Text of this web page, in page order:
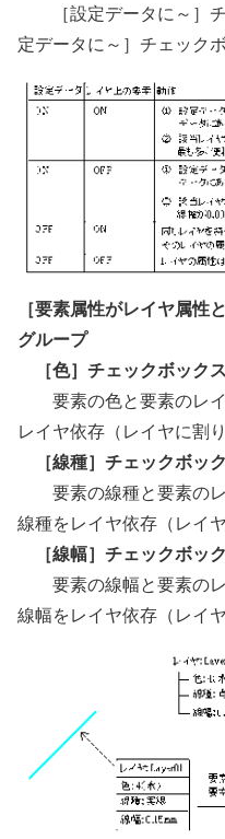
［設定データに～］チ
定データに～］チェック
［要素属性がレイヤ属性
グループ
［色］チェックボックス
要素の色と要素のレイ
レイヤ依存（レイヤに割
［線種］チェックボッ
要素の線種と要素のレ
線種をレイヤ依存（レイ
［線幅］チェックボッ
要素の線幅と要素のレ
線幅をレイヤ依存（レイ